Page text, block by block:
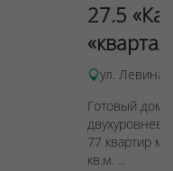
27.5
ул. Левина,
Готовый дом
77 квартир
кв.м. ...